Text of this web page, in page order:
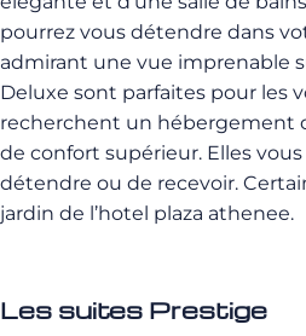
pourrez vous détendre dans
admirant une vue imprenable
Deluxe sont parfaites pour les
recherchent un hébergement
de confort supérieur. Elles
détendre ou de recevoir.
jardin de l’hotel plaza athenee.
Les suites Prestige